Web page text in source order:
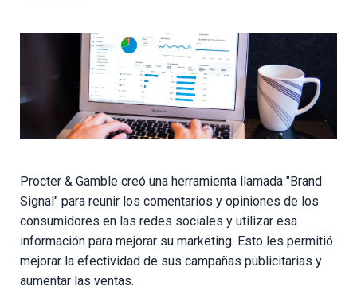
Procter & Gamble creó una herramienta llamada "Brand
Signal" para reunir los comentarios y opiniones de los
consumidores en las redes sociales y utilizar esa
información para mejorar su marketing. Esto les permitió
mejorar la efectividad de sus campañas publicitarias y
aumentar las ventas.